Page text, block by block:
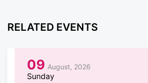
RELATED EVENTS
09 August, 2026
Sunday